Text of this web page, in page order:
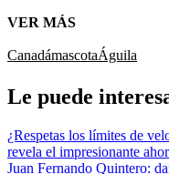
VER MÁS
CanadámascotaÁguila
Le puede
¿Respetas los límites de
revela el impresionante
Juan Fernando Quintero: